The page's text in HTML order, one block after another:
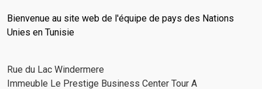
Bienvenue au site web de l'équipe de pays des Nations
Unies en Tunisie
Rue du Lac Windermere
Immeuble Le Prestige Business Center Tour A